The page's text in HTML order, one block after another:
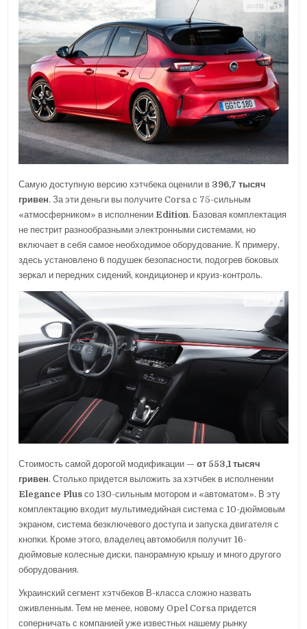
Самую доступную версию хэтчбека оценили в 396,7 тысяч
гривен. За эти деньги вы получите Corsa с 75-сильным
«атмосферником» в исполненииEdition. Базовая комплектация
не пестрит разнообразными электронными системами, но
включает в себя самое необходимое оборудование. К примеру,
здесь установлено 6 подушек безопасности, подогрев боковых
зеркал и передних сидений, кондиционер и круиз-контроль.
Стоимость самой дорогой модификации —от 553,1 тысяч
гривен. Столько придется выложить за хэтчбек в исполнении
Elegance Plus со 130-сильным мотором и «автоматом». В эту
комплектацию входит мультимедийная система с 10-дюймовым
экраном, система безключевого доступа и запуска двигателя с
кнопки. Кроме этого, владелец автомобиля получит 16-
дюймовые колесные диски, панорамную крышу и много другого
оборудования.
Украинский сегмент хэтчбеков В-класса сложно назвать
оживленным. Тем не менее, новому Opel Corsa придется
соперничать с компанией уже известных нашему рынку